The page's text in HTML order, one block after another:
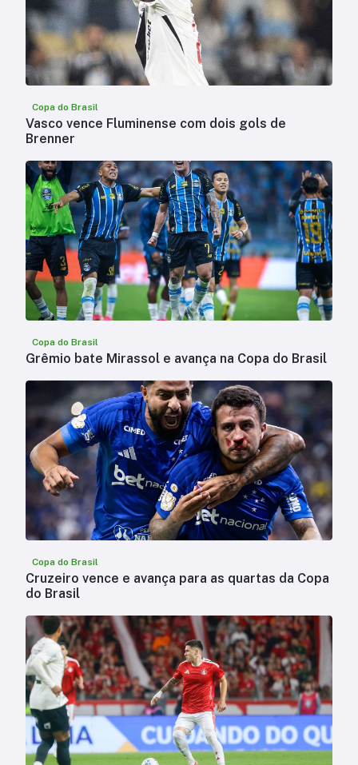
Copa do Brasil
Vasco vence Fluminense com dois gols de
Brenner
Copa do Brasil
Grêmio bate Mirassol e avança na Copa do Brasil
Copa do Brasil
Cruzeiro vence e avança para as quartas da Copa
do Brasil